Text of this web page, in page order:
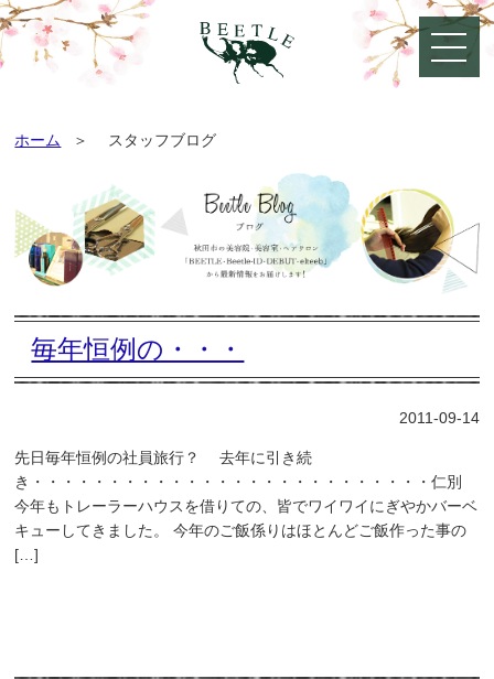
ホーム スタッフブログ
毎年恒例の・・・
2011-09-14
先日毎年恒例の社員旅行？ 去年に引き続
き・・・・・・・・・・・・・・・・・・・・・・・・・・仁別
今年もトレーラーハウスを借りての、皆でワイワイにぎやかバーベ
キューしてきました。 今年のご飯係りはほとんどご飯作った事の
[…]